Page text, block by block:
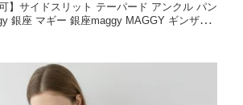
】サイドスリット テーパード アンクル パン
銀座 マギー 銀座maggy MAGGY ギンザマ
料無料 トレンド レディース ファッション 2
ント ギフト ラッピング無料